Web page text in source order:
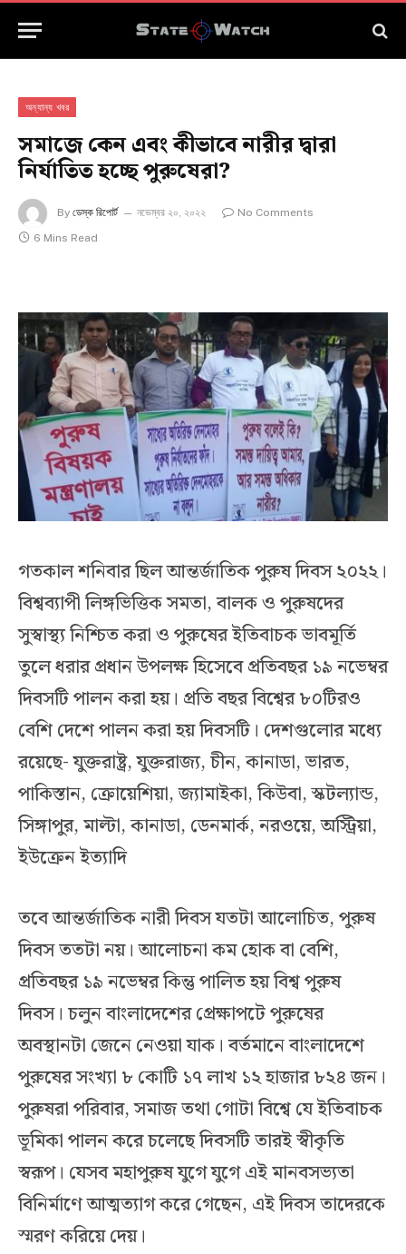
অন্যান্য খবর
সমাজে কেন এবং কীভাবে নারীর দ্বারা
নির্যাতিত হচ্ছে পুরুষেরা?
By ডেস্ক রিপোর্ট নভেম্বর ২০, ২০২২
No Comments
6 Mins Read
গতকাল শনিবার ছিল আন্তর্জাতিক পুরুষ দিবস ২০২২।
বিশ্বব্যাপী লিঙ্গভিত্তিক সমতা, বালক ও পুরুষদের
সুস্বাস্থ্য নিশ্চিত করা ও পুরুষের ইতিবাচক ভাবমূর্তি
তুলে ধরার প্রধান উপলক্ষ হিসেবে প্রতিবছর ১৯ নভেম্বর
দিবসটি পালন করা হয়। প্রতি বছর বিশ্বের ৮০টিরও
বেশি দেশে পালন করা হয় দিবসটি। দেশগুলোর মধ্যে
রয়েছে- যুক্তরাষ্ট্র, যুক্তরাজ্য, চীন, কানাডা, ভারত,
পাকিস্তান, ক্রোয়েশিয়া, জ্যামাইকা, কিউবা, স্কটল্যান্ড,
সিঙ্গাপুর, মাল্টা, কানাডা, ডেনমার্ক, নরওয়ে, অস্ট্রিয়া,
ইউক্রেন ইত্যাদি
তবে আন্তর্জাতিক নারী দিবস যতটা আলোচিত, পুরুষ
দিবস ততটা নয়। আলোচনা কম হোক বা বেশি,
প্রতিবছর ১৯ নভেম্বর কিন্তু পালিত হয় বিশ্ব পুরুষ
দিবস। চলুন বাংলাদেশের প্রেক্ষাপটে পুরুষের
অবস্থানটা জেনে নেওয়া যাক। বর্তমানে বাংলাদেশে
পুরুষের সংখ্যা ৮ কোটি ১৭ লাখ ১২ হাজার ৮২৪ জন।
পুরুষরা পরিবার, সমাজ তথা গোটা বিশ্বে যে ইতিবাচক
ভূমিকা পালন করে চলেছে দিবসটি তারই স্বীকৃতি
স্বরূপ। যেসব মহাপুরুষ যুগে যুগে এই মানবসভ্যতা
বিনির্মাণে আত্মত্যাগ করে গেছেন, এই দিবস তাদেরকে
স্মরণ করিয়ে দেয়।